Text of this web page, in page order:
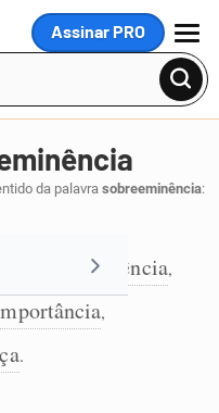
Assinar PRO
MENU
da palavra sobreeminência:
excelência,
,
.